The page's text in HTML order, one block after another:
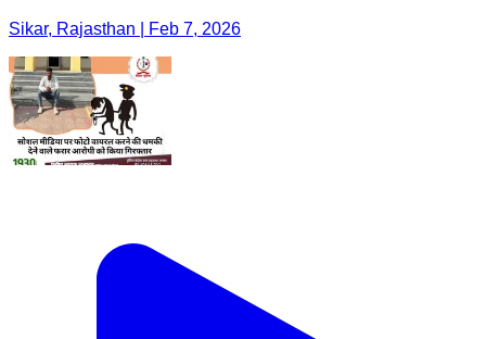
Sikar, Rajasthan | Feb 7, 2026